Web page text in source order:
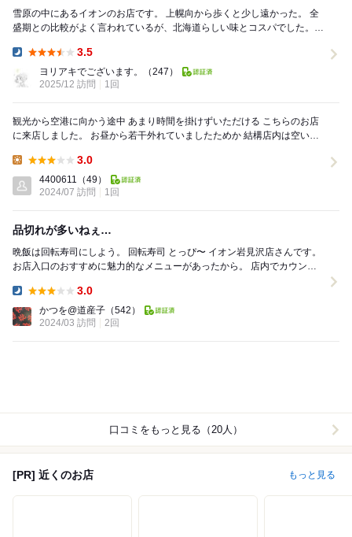
雪原の中にあるイオンのお店です。 上幌向から歩くと少し遠かった。 全
盛期との比較がよく言われているが、北海道らしい味とコスパでした。
3.5
ヨリアキでございます。
（247）
2025/12 訪問
1回
観光から空港に向かう途中 あまり時間を掛けずいただける こちらのお店
に来店しました。 お昼から若干外れていましたためか 結構店内は空いて
3.0
4400611 （49）
2024/07 訪問
1回
品切れが多いねぇ…
晩飯は回転寿司にしよう。 回転寿司 とっぴ〜 イオン岩見沢店さんです。
お店入口のおすすめに魅力的なメニューがあったから。 店内でカウンタ
3.0
かつを@道産子 （542）
2024/03 訪問
2回
口コミをもっと見る（20人）
[PR] 近くのお店 もっと見る